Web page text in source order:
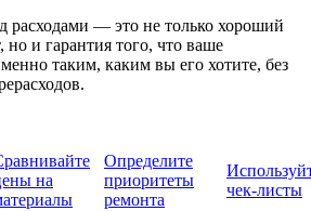
расходами — это не только хороший
но и гарантия того, что ваше
таким, каким вы его хотите, без
на
Определите
приоритеты
ремонта
чек-листы